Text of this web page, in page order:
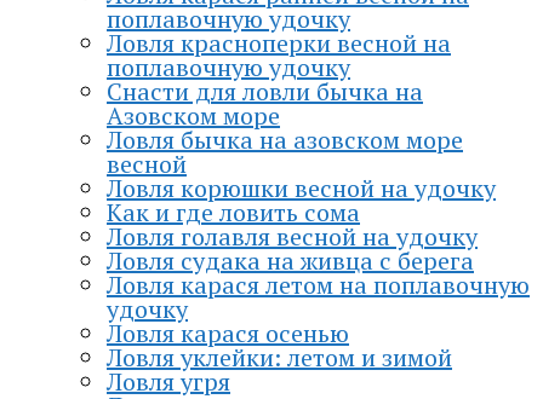
поплавочную удочку
Ловля красноперки весной на
поплавочную удочку
Снасти для ловли бычка на
Азовском море
Ловля бычка на азовском море
весной
Ловля корюшки весной на удочку
Как и где ловить сома
Ловля голавля весной на удочку
Ловля судака на живца с берега
Ловля карася летом на поплавочную
удочку
Ловля карася осенью
Ловля уклейки: летом и зимой
Ловля угря